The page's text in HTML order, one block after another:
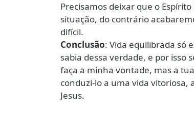
Precisamos deixar que o
situação, do contrário
difícil.
Conclusão: Vida equilibrada só
sabia dessa verdade, e por isso
faça a minha vontade, mas a
conduzi-lo a uma vida vitoriosa,
Jesus.